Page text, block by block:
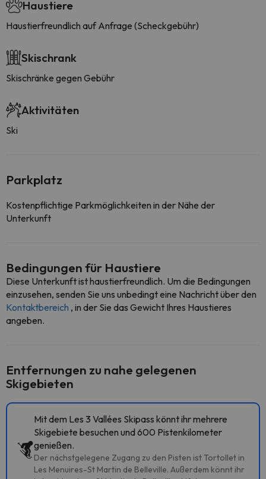
Haustiere
Haustierfreundlich auf Anfrage (Scheckgebühr)
Skischrank
Skischränke gegen Gebühr
Aktivitäten
Ski
Parkplatz
Kostenpflichtige Parkmöglichkeiten in der Nähe der
Unterkunft
Bedingungen für Haustiere
Diese Unterkunft ist haustierfreundlich. Um die Bedingungen
einzusehen, senden Sie uns unbedingt eine Nachricht über den
Kontaktbereich , in der Sie das Gewicht Ihres Haustieres
angeben.
Entfernungen zu nahe gelegenen
Skigebieten
Mit dem Les 3 Vallées Skipass könnt ihr mehrere
Skigebiete besuchen und 600 Pistenkilometer
genießen.
Der nächstgelegene Zugang zu den Pisten ist Tortollet in
Les Menuires-St Martin de Belleville. Außerdem könnt ihr